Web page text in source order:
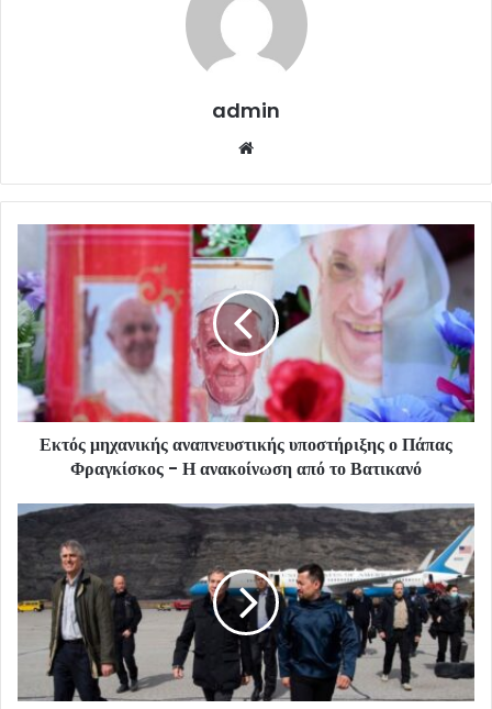
admin
Εκτός μηχανικής αναπνευστικής υποστήριξης ο Πάπας
Φραγκίσκος - Η ανακοίνωση από το Βατικανό